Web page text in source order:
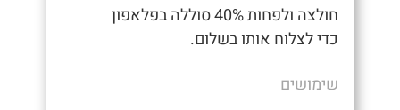
חולצה ולפחות 40% סוללה בפלאפון
כדי לצלוח אותו בשלום.
שימושים